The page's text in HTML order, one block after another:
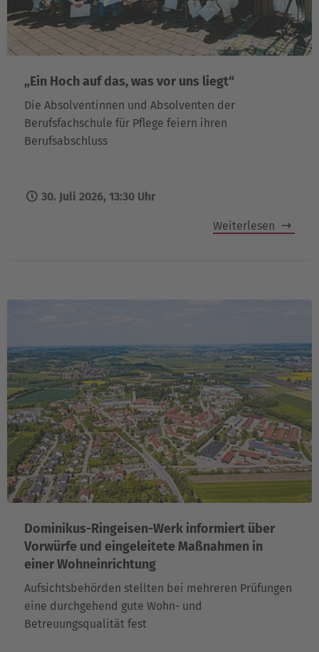
„Ein Hoch auf das, was vor uns liegt“
Die Absolventinnen und Absolventen der
Berufsfachschule für Pflege feiern ihren
Berufsabschluss
30. Juli 2026, 13:30 Uhr
Weiterlesen
Dominikus-Ringeisen-Werk informiert über
Vorwürfe und eingeleitete Maßnahmen in
einer Wohneinrichtung
Aufsichtsbehörden stellten bei mehreren Prüfungen
eine durchgehend gute Wohn- und
Betreuungsqualität fest